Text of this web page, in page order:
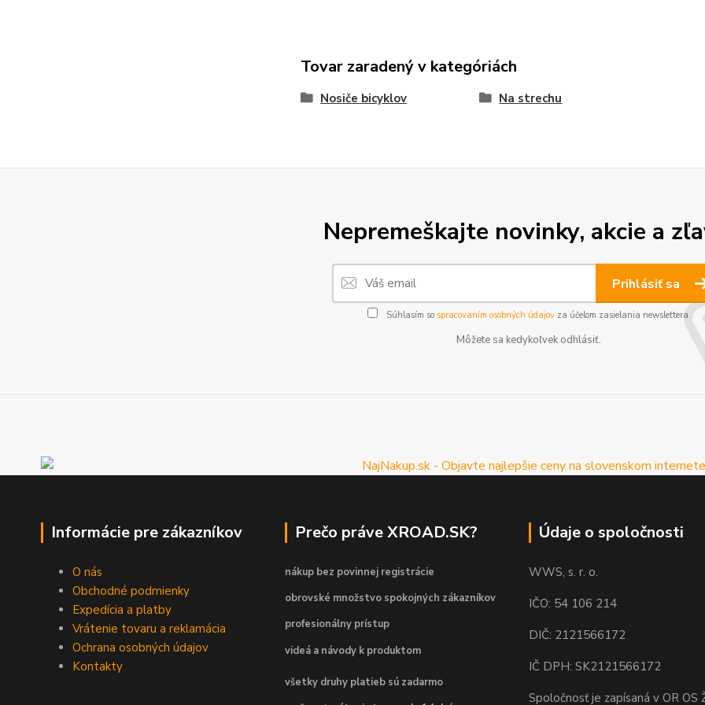
Tovar zaradený v kategóriách
Nosiče bicyklov Na strechu
Nepremeškajte novinky, akcie a
Prihlásiť sa
Súhlasím so spracovaním osobných údajovza účelom zasielania newslettera.
Môžete sa kedykoľvek odhlásiť.
Informácie pre zákazníkov
O nás
Obchodné podmienky
Expedícia a platby
Vrátenie tovaru a reklamácia
Ochrana osobných údajov
Kontakty
Prečo práve XROAD.SK?
nákup bez povinnej registrácie
obrovské množstvo spokojných zákazníkov
profesionálny prístup
videá a návody k produktom
všetky druhy platieb sú zadarmo
Údaje o spoločnosti
WWS, s. r. o.
IČO: 54 106 214
DIČ: 2121566172
IČ DPH: SK2121566172
Spoločnosť je zapísaná v OR OS